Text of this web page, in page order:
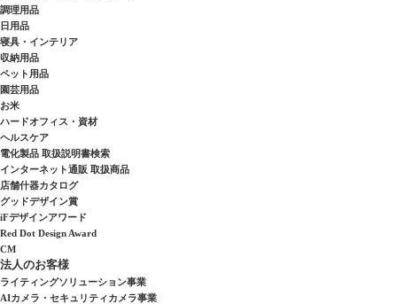
調理用品
日用品
寝具・インテリア
収納用品
ペット用品
園芸用品
お米
ハードオフィス・資材
ヘルスケア
電化製品 取扱説明書検索
インターネット通販 取扱商品
店舗什器カタログ
グッドデザイン賞
iFデザインアワード
Red Dot Design Award
CM
法人のお客様
ライティングソリューション事業
AIカメラ・セキュリティカメラ事業